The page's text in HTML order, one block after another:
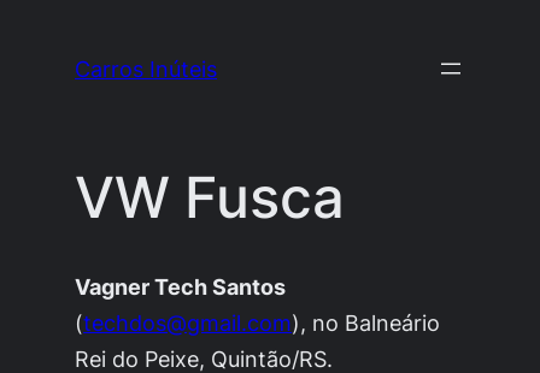
Carros Inúteis
VW Fusca
Vagner Tech Santos
(techdos@gmail.com), no Balneário
Rei do Peixe, Quintão/RS.